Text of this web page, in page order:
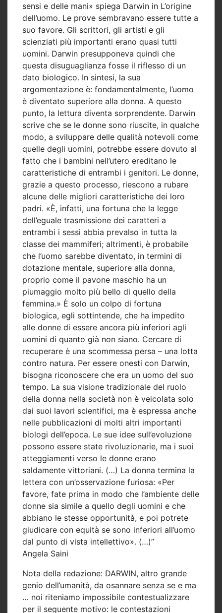
sensi e delle mani» spiega Darwin in L’origine
dell’uomo. Le prove sembravano essere tutte a
suo favore. Gli scrittori, gli artisti e gli
scienziati più importanti erano quasi tutti
uomini. Darwin presupponeva quindi che
questa disuguaglianza fosse il riflesso di un
dato biologico. In sintesi, la sua
argomentazione è: fondamentalmente, l’uomo
è diventato superiore alla donna. A questo
punto, la lettura diventa sorprendente. Darwin
scrive che se le donne sono riuscite, in qualche
modo, a sviluppare delle qualità notevoli come
quelle degli uomini, potrebbe essere dovuto al
fatto che i bambini nell’utero ereditano le
caratteristiche di entrambi i genitori. Le donne,
grazie a questo processo, riescono a rubare
alcune delle migliori caratteristiche dei loro
padri. «È, infatti, una fortuna che la legge
dell’eguale trasmissione dei caratteri a
entrambi i sessi abbia prevalso in tutta la
classe dei mammiferi; altrimenti, è probabile
che l’uomo sarebbe diventato, in termini di
dotazione mentale, superiore alla donna,
proprio come il pavone maschio ha un
piumaggio molto più bello di quello della
femmina.» È solo un colpo di fortuna
biologica, egli sottintende, che ha impedito
alle donne di essere ancora più inferiori agli
uomini di quanto già non siano. Cercare di
recuperare è una scommessa persa – una lotta
contro natura. Per essere onesti con Darwin,
bisogna riconoscere che era un uomo del suo
tempo. La sua visione tradizionale del ruolo
della donna nella società non è veicolata solo
dai suoi lavori scientifici, ma è espressa anche
nelle pubblicazioni di molti altri importanti
biologi dell’epoca. Le sue idee sull’evoluzione
possono essere state rivoluzionarie, ma i suoi
atteggiamenti verso le donne erano
saldamente vittoriani. (…) La donna termina la
lettera con un’osservazione furiosa: «Per
favore, fate prima in modo che l’ambiente delle
donne sia simile a quello degli uomini e che
abbiano le stesse opportunità, e poi potrete
giudicare con equità se sono inferiori all’uomo
dal punto di vista intellettivo». (…)”
Angela Saini
Nota della redazione: DARWIN, altro grande
genio dell’umanità, da osannare senza se e ma
… noi riteniamo impossibile contestualizzare
per il seguente motivo: le contestazioni